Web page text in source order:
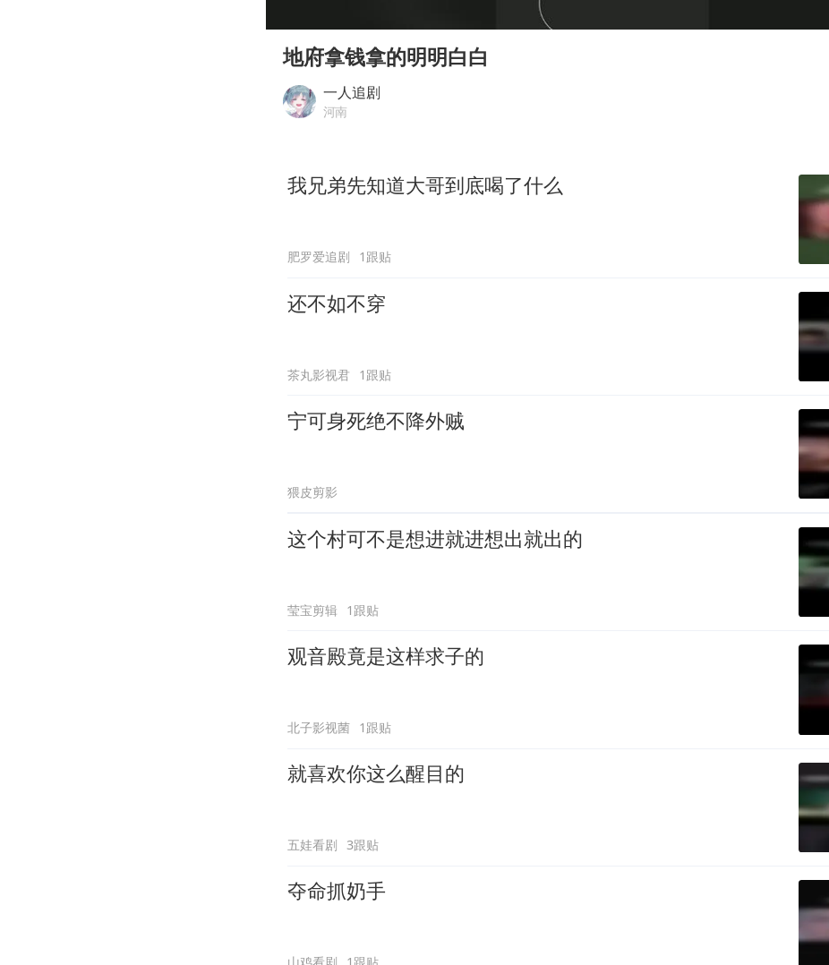
人贩子“梅姨”真名谢家梅
如何把百年大党建设得更加坚强有力
22岁女生南太行山失联已超十天
地府拿钱拿的明明白白
一人追剧
河南
我兄弟先知道大哥到底喝了什么
肥罗爱追剧 1跟贴
还不如不穿
茶丸影视君 1跟贴
宁可身死绝不降外贼
猥皮剪影
这个村可不是想进就进想出就出的
莹宝剪辑 1跟贴
观音殿竟是这样求子的
北子影视菌 1跟贴
就喜欢你这么醒目的
五娃看剧 3跟贴
夺命抓奶手